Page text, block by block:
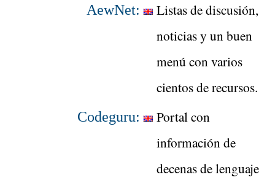
AewNet:
Listas de discusión,
noticias y un buen
menú con varios
cientos de recursos.
Codeguru:
Portal con
información de
decenas de lenguaje